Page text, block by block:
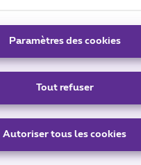
nom, vous aurez la
privé 😉
Paramètres des cookies
Tout refuser
Autoriser tous les cookies